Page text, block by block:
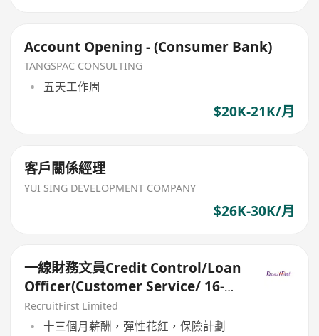
Account Opening - (Consumer Bank)
TANGSPAC CONSULTING
五天工作周
$20K-21K/月
客戶關係經理
YUI SING DEVELOPMENT COMPANY
$26K-30K/月
一線財務文員Credit Control/Loan
Officer(Customer Service/ 16-
18k/14個月糧/不需要銷售/大學畢
業）
RecruitFirst Limited
十三個月薪酬，彈性花紅，保險計劃